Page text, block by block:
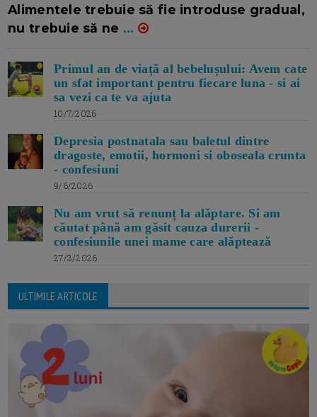
Alimentele trebuie să fie introduse gradual,
nu trebuie să ne ...
Primul an de viață al bebelușului: Avem cate
un sfat important pentru fiecare luna - si ai
sa vezi ca te va ajuta
10/7/2026
Depresia postnatala sau baletul dintre
dragoste, emotii, hormoni si oboseala crunta
- confesiuni
9/6/2026
Nu am vrut să renunț la alăptare. Si am
căutat până am găsit cauza durerii -
confesiunile unei mame care alăptează
27/3/2026
ULTIMILE ARTICOLE